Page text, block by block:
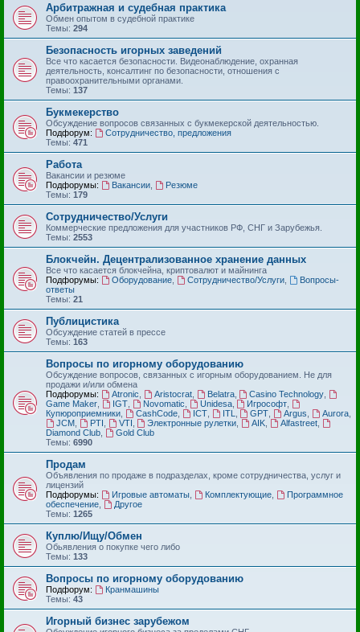
Арбитражная и судебная практика
Обмен опытом в судебной практике
Темы: 294
Безопасность игорных заведений
Все что касается безопасности. Видеонаблюдение, охранная
деятельность, консалтинг по безопасности, отношения с
правоохранительными органами.
Темы: 137
Букмекерство
Обсуждение вопросов связанных с букмекерской деятельностью.
Подфорум:
Сотрудничество, предложения
Темы: 471
Работа
Вакансии и резюме
Подфорумы:
Вакансии,
Резюме
Темы: 179
Сотрудничество/Услуги
Коммерческие предложения для участников РФ, СНГ и Зарубежья.
Темы: 2553
Блокчейн. Децентрализованное хранение данных
Все что касается блокчейна, криптовалют и майнинга
Подфорумы:
Оборудование, Сотрудничество/Услуги,
Вопросы-
ответы
Темы: 21
Публицистика
Обсуждение статей в прессе
Темы: 163
Вопросы по игорному оборудованию
Обсуждение вопросов, связанных с игорным оборудованием. Не для
продажи и/или обмена
Подфорумы:
Atronic Aristocrat, Belatra, Casino Technology
Game Maker
IGT, Novomatic Unidesa, Игрософт
Купюроприемники
CashCode, ICT, ITL GPT Argus Aurora
JCM, PTI VTI Электронные рулетки AIK Alfastreet
Diamond Club
Gold Club
Темы: 6990
Продам
Объявления по продаже в подразделах, кроме сотрудничества, услуг и
лицензий
Подфорумы:
Игровые автоматы, Комплектующие,
Программное
обеспечение
Другое
Темы: 1265
Куплю/Ищу/Обмен
Обьявления о покупке чего либо
Темы: 133
Вопросы по игорному оборудованию
Подфорум:
Кранмашины
Темы: 43
Игорный бизнес зарубежом